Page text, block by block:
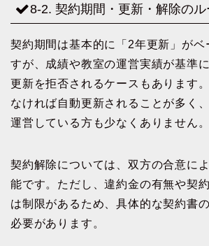
8-2. 契約期間・更新・解除の
契約期間は基本的に「2年更新」がベ
すが、成績や教室の運営実績が基準
更新を拒否されるケースもあります
なければ自動更新されることが多く
運営している方も少なくありません。
契約解除については、双方の合意に
能です。ただし、違約金の有無や契
は制限があるため、具体的な契約書
必要があります。